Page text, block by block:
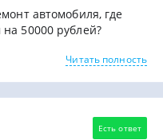
автомобиля, где
50000 рублей?
Читать полность
Есть ответ